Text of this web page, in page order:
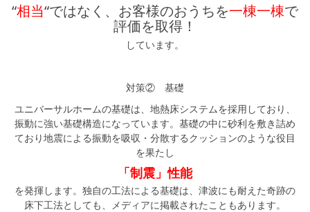
“相当“ではなく、お客様のおうちを一棟一棟で
評価を取得！
しています。
対策② 基礎
ユニバーサルホームの基礎は、地熱床システムを採用しており、
振動に強い基礎構造になっています。基礎の中に砂利を敷き詰め
ており地震による振動を吸収・分散するクッションのような役目
を果たし
「制震」性能
を発揮します。独自の工法による基礎は、津波にも耐えた奇跡の
床下工法としても、メディアに掲載されたこともあります。